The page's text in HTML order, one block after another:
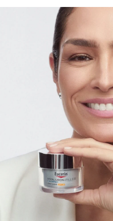
зменшує навіть виражені
підтягує шкіру та
зволоження для молодшого
вигляду шкіри.
поєднує два види
мікрогіалуронову
інтенсивно
забезпечує помітно більш
шкіри. Мікрогіалуронова
в епідермальні шари
виражені зморшки
збагачений SPF 30, UVA-
антиоксидантним
Гліцин
ефективно захищає від
та запобігає подальшому
Незалежно від того, чи є
глибокі зморшки, захист
довготривалому
розроблена для різних